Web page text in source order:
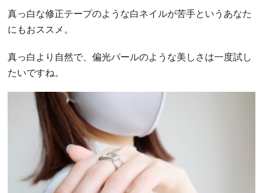
真っ白な修正テープのような白ネイルが苦手というあなた
にもおススメ。
真っ白より自然で、偏光パールのような美しさは一度試し
たいですね。